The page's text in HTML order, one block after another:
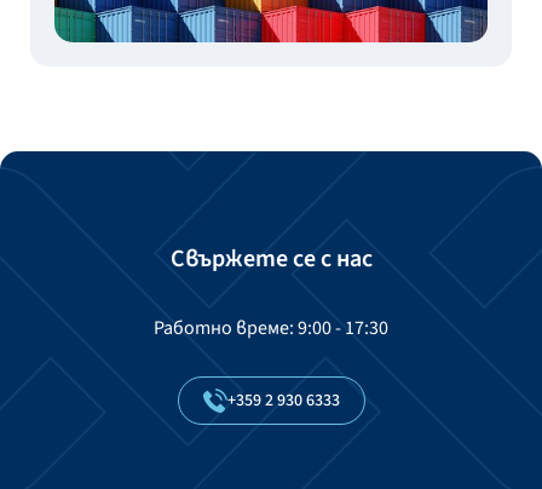
Свържете се с нас
Работно време: 9:00 - 17:30
+35929306333